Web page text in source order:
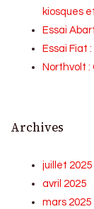
kiosques
Essai
Essai Fiat
Northvolt :
Archives
juillet 2025
avril 2025
mars 2025